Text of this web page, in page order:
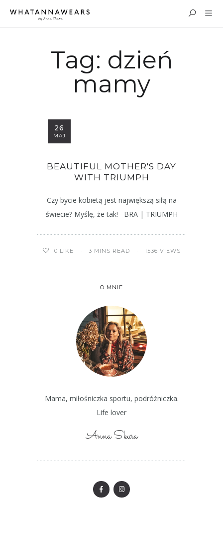
Tag: dzień
mamy
26
MAJ
BEAUTIFUL MOTHER'S DAY
WITH TRIUMPH
Czy bycie kobietą jest największą siłą na
świecie? Myślę, że tak! BRA | TRIUMPH
0 LIKE 3 MINS READ 1536 VIEWS
O MNIE
Mama, miłośniczka sportu, podróżniczka.
Life lover
Anna Skura